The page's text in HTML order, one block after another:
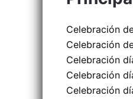
Celebración
Celebración
Celebración
Celebración
Celebración